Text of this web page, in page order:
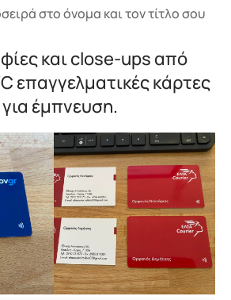
στο όνομα και τον τίτλο σου
και close-ups από
επαγγελματικές κάρτες
έμπνευση.